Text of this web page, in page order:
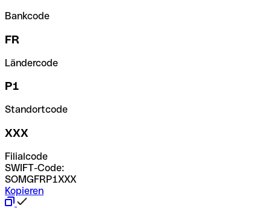
Bankcode
FR
Ländercode
P1
Standortcode
XXX
Filialcode
SWIFT-Code:
SOMGFRP1XXX
Kopieren